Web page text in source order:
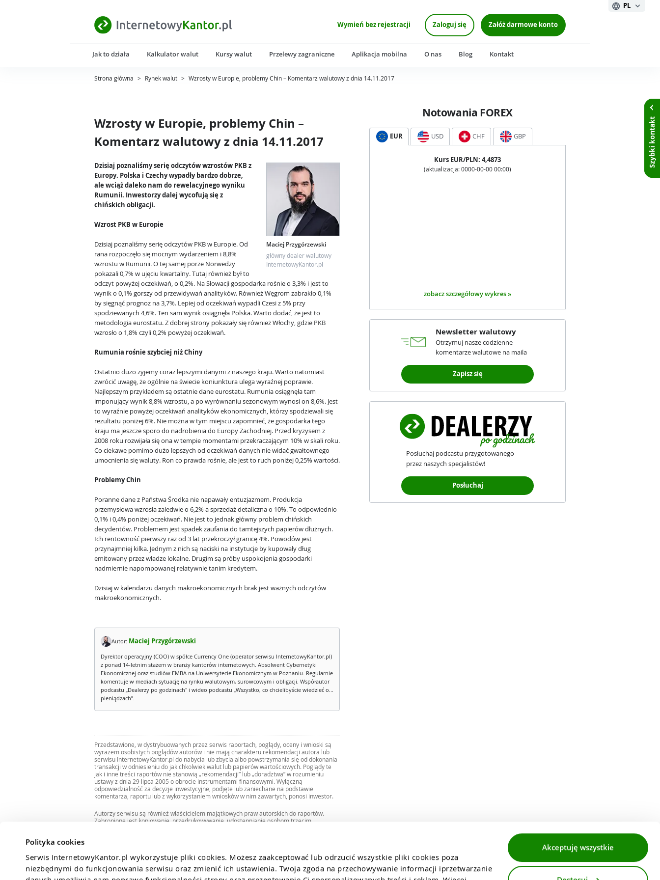
Polityka cookies
Serwis InternetowyKantor.pl wykorzystuje pliki cookies. Możesz zaakceptować lub odrzucić wszystkie pliki cookies poza
niezbędnymi do funkcjonowania serwisu oraz zmienić ich ustawienia. Twoja zgoda na przechowywanie informacji iprzetwarzanie
Akceptuję wszystkie
Wymień bez rejestracji Zaloguj się Załóż darmowe konto
PL
Jak to działa Kalkulator walut Kursy walut Przelewy zagraniczne Aplikacja mobilna O nas Blog Kontakt
Strona główna > Rynek walut > Wzrosty w Europie, problemy Chin – Komentarz walutowy z dnia 14.11.2017
Wzrosty w Europie, problemy Chin –
Komentarz walutowy z dnia 14.11.2017
Maciej Przygórzewski
główny dealer walutowy
InternetowyKantor.pl
Dzisiaj poznaliśmy serię odczytów wzrostów PKB z
Europy. Polska i Czechy wypadły bardzo dobrze,
ale wciąż daleko nam do rewelacyjnego wyniku
Rumunii. Inwestorzy dalej wycofują się z
chińskich obligacji.
Wzrost PKB w Europie
Dzisiaj poznaliśmy serię odczytów PKB w Europie. Od
rana rozpoczęło się mocnym wydarzeniem i 8,8%
wzrostu w Rumunii. O tej samej porze Norwedzy
pokazali 0,7% w ujęciu kwartalny. Tutaj również był to
odczyt powyżej oczekiwań, o 0,2%. Na Słowacji gospodarka rośnie o 3,3% i jest to
wynik o 0,1% gorszy od przewidywań analityków. Również Węgrom zabrakło 0,1%
by sięgnąć prognoz na 3,7%. Lepiej od oczekiwań wypadli Czesi z 5% przy
spodziewanych 4,6%. Ten sam wynik osiągnęła Polska. Warto dodać, że jest to
metodologia eurostatu. Z dobrej strony pokazały się również Włochy, gdzie PKB
wzrosło o 1,8% czyli 0,2% powyżej oczekiwań.
Rumunia rośnie szybciej niż Chiny
Ostatnio dużo żyjemy coraz lepszymi danymi z naszego kraju. Warto natomiast
zwrócić uwagę, że ogólnie na świecie koniunktura ulega wyraźnej poprawie.
Najlepszym przykładem są ostatnie dane eurostatu. Rumunia osiągnęła tam
imponujący wynik 8,8% wzrostu, a po wyrównaniu sezonowym wynosi on 8,6%. Jest
to wyraźnie powyżej oczekiwań analityków ekonomicznych, którzy spodziewali się
rezultatu poniżej 6%. Nie można w tym miejscu zapomnieć, że gospodarka tego
kraju ma jeszcze sporo do nadrobienia do Europy Zachodniej. Przed kryzysem z
2008 roku rozwijała się ona w tempie momentami przekraczającym 10% w skali roku.
Co ciekawe pomimo dużo lepszych od oczekiwań danych nie widać gwałtownego
umocnienia się waluty. Ron co prawda rośnie, ale jest to ruch poniżej 0,25% wartości.
Problemy Chin
Poranne dane z Państwa Środka nie napawały entuzjazmem. Produkcja
przemysłowa wzrosła zaledwie o 6,2% a sprzedaż detaliczna o 10%. To odpowiednio
0,1% i 0,4% poniżej oczekiwań. Nie jest to jednak główny problem chińskich
decydentów. Problemem jest spadek zaufania do tamtejszych papierów dłużnych.
Ich rentowność pierwszy raz od 3 lat przekroczył granicę 4%. Powodów jest
przynajmniej kilka. Jednym z nich są naciski na instytucje by kupowały dług
emitowany przez władze lokalne. Drugim są próby uspokojenia gospodarki
nadmiernie napompowanej relatywnie tanim kredytem.
Dzisiaj w kalendarzu danych makroekonomicznych brak jest ważnych odczytów
makroekonomicznych.
Autor: Maciej Przygórzewski
Dyrektor operacyjny (COO) w spółce Currency One (operator serwisu InternetowyKantor.pl)
z ponad 14-letnim stażem w branży kantorów internetowych. Absolwent Cybernetyki
Ekonomicznej oraz studiów EMBA na Uniwersytecie Ekonomicznym w Poznaniu. Regularnie
komentuje w mediach sytuację na rynku walutowym, surowcowym i obligacji. Współautor
podcastu „Dealerzy po godzinach" i wideo podcastu „Wszystko, co chcielibyście wiedzieć o...
pieniądzach”.
Przedstawione, w dystrybuowanych przez serwis raportach, poglądy, oceny i wnioski są
wyrazem osobistych poglądów autorów i nie mają charakteru rekomendacji autora lub
serwisu InternetowyKantor.pl do nabycia lub zbycia albo powstrzymania się od dokonania
transakcji w odniesieniu do jakichkolwiek walut lub papierów wartościowych. Poglądy te
jak i inne treści raportów nie stanowią „rekomendacji” lub „doradztwa” w rozumieniu
ustawy z dnia 29 lipca 2005 o obrocie instrumentami finansowymi. Wyłączną
odpowiedzialność za decyzje inwestycyjne, podjęte lub zaniechane na podstawie
komentarza, raportu lub z wykorzystaniem wniosków w nim zawartych, ponosi inwestor.
Autorzy serwisu są również właścicielem majątkowych praw autorskich do raportów.
Zabronione jest kopiowanie, przedrukowywanie, udostępnianie osobom trzecim
Notowania FOREX
EUR USD CHF GBP
Kurs EUR/PLN: 4,4873
(aktualizacja: 0000-00-00 00:00)
zobacz szczegółowy wykres »
Newsletter walutowy
Otrzymuj nasze codzienne
komentarze walutowe na maila
Zapisz się
Posłuchaj podcastu przygotowanego
przez naszych specjalistów!
Posłuchaj
Szybki kontakt